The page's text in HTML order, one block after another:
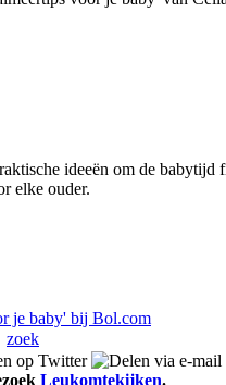
ideeën om de
elke ouder.
zoek
Leukomtekijken.